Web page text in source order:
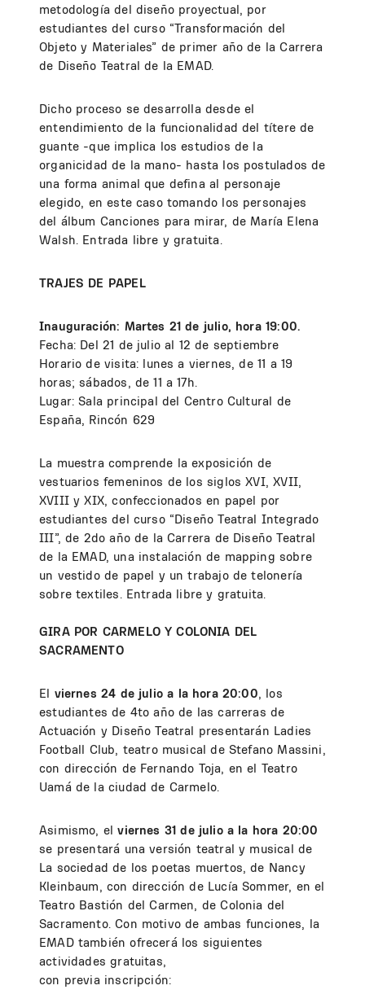
metodología del diseño proyectual, por
estudiantes del curso “Transformación del
Objeto y Materiales” de primer año de la Carrera
de Diseño Teatral de la EMAD.
Dicho proceso se desarrolla desde el
entendimiento de la funcionalidad del títere de
guante -que implica los estudios de la
organicidad de la mano- hasta los postulados de
una forma animal que defina al personaje
elegido, en este caso tomando los personajes
del álbum Canciones para mirar, de María Elena
Walsh. Entrada libre y gratuita.
TRAJES DE PAPEL
Inauguración: Martes 21 de julio, hora 19:00.
Fecha: Del 21 de julio al 12 de septiembre
Horario de visita: lunes a viernes, de 11 a 19
horas; sábados, de 11 a 17h.
Lugar: Sala principal del Centro Cultural de
España, Rincón 629
La muestra comprende la exposición de
vestuarios femeninos de los siglos XVI, XVII,
XVIII y XIX, confeccionados en papel por
estudiantes del curso “Diseño Teatral Integrado
III”, de 2do año de la Carrera de Diseño Teatral
de la EMAD, una instalación de mapping sobre
un vestido de papel y un trabajo de telonería
sobre textiles. Entrada libre y gratuita.
GIRA POR CARMELO Y COLONIA DEL
SACRAMENTO
El viernes 24 de julio a la hora 20:00, los
estudiantes de 4to año de las carreras de
Actuación y Diseño Teatral presentarán Ladies
Football Club, teatro musical de Stefano Massini,
con dirección de Fernando Toja, en el Teatro
Uamá de la ciudad de Carmelo.
Asimismo, elviernes 31 de julio a la hora 20:00
se presentará una versión teatral y musical de
La sociedad de los poetas muertos, de Nancy
Kleinbaum, con dirección de Lucía Sommer, en el
Teatro Bastión del Carmen, de Colonia del
Sacramento. Con motivo de ambas funciones, la
EMAD también ofrecerá los siguientes
actividades gratuitas,
con previa inscripción: